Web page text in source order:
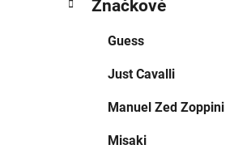
kategórie
a
Značkové
Guess
Just Cavalli
Manuel Zed Zoppini
Misaki